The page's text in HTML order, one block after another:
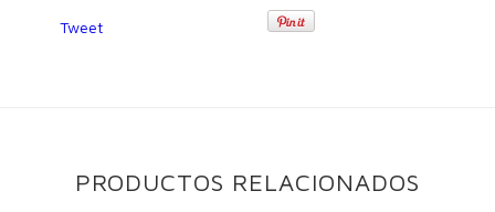
Tweet
PRODUCTOS RELACIONADOS